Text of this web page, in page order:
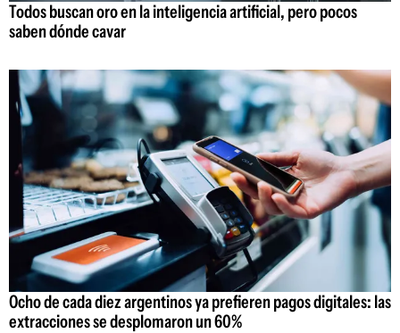
Todos buscan oro en la inteligencia artificial, pero pocos
saben dónde cavar
Ocho de cada diez argentinos ya prefieren pagos digitales: las
extracciones se desplomaron un 60%